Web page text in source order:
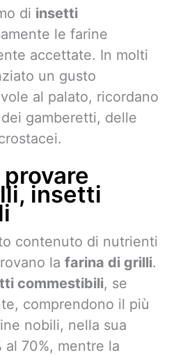
di insetti
le farine
accettate. In molti
un gusto
al palato, ricordano
gamberetti, delle
insetti
contenuto di nutrienti
la farina di grilli.
commestibili, se
comprendono il più
nobili, nella sua
al 70%, mentre la